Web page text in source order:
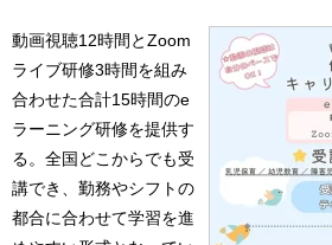
動画視聴12時間とZoom
ライブ研修3時間を組み
合わせた合計15時間のe
ラーニング研修を提供す
る。全国どこからでも受
講でき、勤務やシフトの
都合に合わせて学習を進